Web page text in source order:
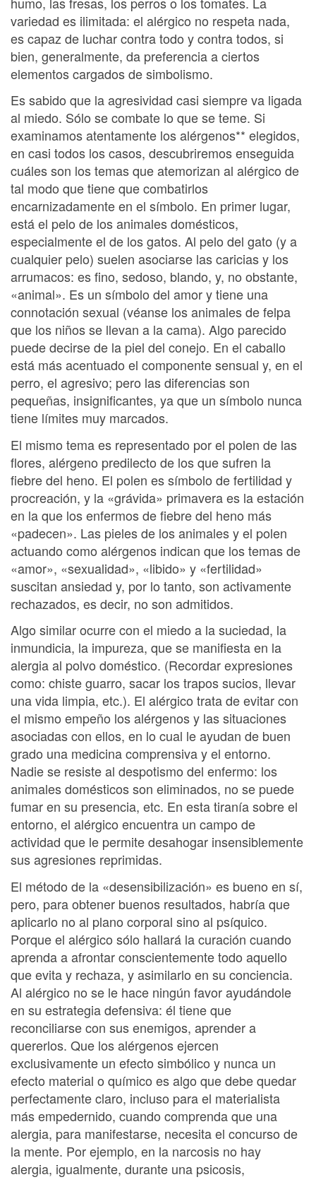
variedad es ilimitada: el alérgico no respeta nada,
es capaz de luchar contra todo y contra todos, si
bien, generalmente, da preferencia a ciertos
elementos cargados de simbolismo.
Es sabido que la agresividad casi siempre va ligada
al miedo. Sólo se combate lo que se teme. Si
examinamos atentamente los alérgenos** elegidos,
en casi todos los casos, descubriremos enseguida
cuáles son los temas que atemorizan al alérgico de
tal modo que tiene que combatirlos
encarnizadamente en el símbolo. En primer lugar,
está el pelo de los animales domésticos,
especialmente el de los gatos. Al pelo del gato (y a
cualquier pelo) suelen asociarse las caricias y los
arrumacos: es fino, sedoso, blando, y, no obstante,
«animal». Es un símbolo del amor y tiene una
connotación sexual (véanse los animales de felpa
que los niños se llevan a la cama). Algo parecido
puede decirse de la piel del conejo. En el caballo
está más acentuado el componente sensual y, en el
perro, el agresivo; pero las diferencias son
pequeñas, insignificantes, ya que un símbolo nunca
tiene límites muy marcados.
El mismo tema es representado por el polen de las
flores, alérgeno predilecto de los que sufren la
fiebre del heno. El polen es símbolo de fertilidad y
procreación, y la «grávida» primavera es la estación
en la que los enfermos de fiebre del heno más
«padecen». Las pieles de los animales y el polen
actuando como alérgenos indican que los temas de
«amor», «sexualidad», «libido» y «fertilidad»
suscitan ansiedad y, por lo tanto, son activamente
rechazados, es decir, no son admitidos.
Algo similar ocurre con el miedo a la suciedad, la
inmundicia, la impureza, que se manifiesta en la
alergia al polvo doméstico. (Recordar expresiones
como: chiste guarro, sacar los trapos sucios, llevar
una vida limpia, etc.). El alérgico trata de evitar con
el mismo empeño los alérgenos y las situaciones
asociadas con ellos, en lo cual le ayudan de buen
grado una medicina comprensiva y el entorno.
Nadie se resiste al despotismo del enfermo: los
animales domésticos son eliminados, no se puede
fumar en su presencia, etc. En esta tiranía sobre el
entorno, el alérgico encuentra un campo de
actividad que le permite desahogar insensiblemente
sus agresiones reprimidas.
El método de la «desensibilización» es bueno en sí,
pero, para obtener buenos resultados, habría que
aplicarlo no al plano corporal sino al psíquico.
Porque el alérgico sólo hallará la curación cuando
aprenda a afrontar conscientemente todo aquello
que evita y rechaza, y asimilarlo en su conciencia.
Al alérgico no se le hace ningún favor ayudándole
en su estrategia defensiva: él tiene que
reconciliarse con sus enemigos, aprender a
quererlos. Que los alérgenos ejercen
exclusivamente un efecto simbólico y nunca un
efecto material o químico es algo que debe quedar
perfectamente claro, incluso para el materialista
más empedernido, cuando comprenda que una
alergia, para manifestarse, necesita el concurso de
la mente. Por ejemplo, en la narcosis no hay
alergia, igualmente, durante una psicosis,